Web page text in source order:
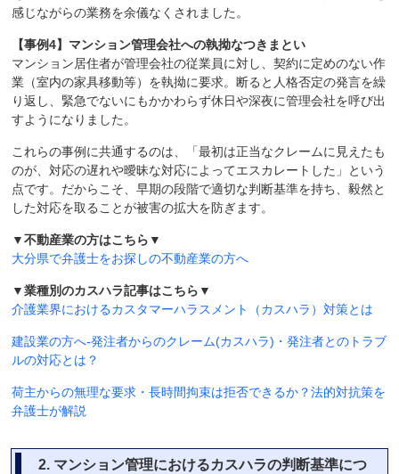
感じながらの業務を余儀なくされました。
【事例4】マンション管理会社への執拗なつきまとい
マンション居住者が管理会社の従業員に対し、契約に定めのない作
業（室内の家具移動等）を執拗に要求。断ると人格否定の発言を繰
り返し、緊急でないにもかかわらず休日や深夜に管理会社を呼び出
すようになりました。
これらの事例に共通するのは、「最初は正当なクレームに見えたも
のが、対応の遅れや曖昧な対応によってエスカレートした」という
点です。だからこそ、早期の段階で適切な判断基準を持ち、毅然と
した対応を取ることが被害の拡大を防ぎます。
▼不動産業の方はこちら▼
大分県で弁護士をお探しの不動産業の方へ
▼業種別のカスハラ記事はこちら▼
介護業界におけるカスタマーハラスメント（カスハラ）対策とは
建設業の方へ-発注者からのクレーム(カスハラ)・発注者とのトラブ
ルの対応とは？
荷主からの無理な要求・長時間拘束は拒否できるか？法的対抗策を
弁護士が解説
2. マンション管理におけるカスハラの判断基準につ